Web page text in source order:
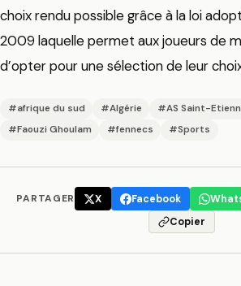
choix rendu possible grâce à la loi
2009 laquelle permet aux joueurs de
d’opter pour une sélection de leur
#afrique du sud #Algérie #AS Saint-
#Faouzi Ghoulam
#fennecs #Sports
PARTAGER X Facebook
Copier